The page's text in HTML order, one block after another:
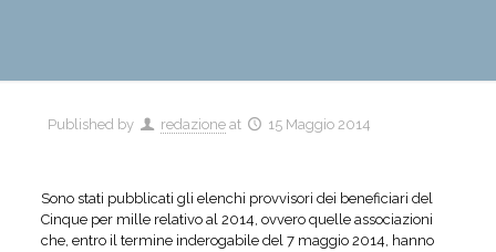
Published by redazione at 15 Maggio 2014
Sono stati pubblicati gli elenchi provvisori dei beneficiari del
Cinque per mille relativo al 2014, ovvero quelle associazioni
che, entro il termine inderogabile del 7 maggio 2014, hanno